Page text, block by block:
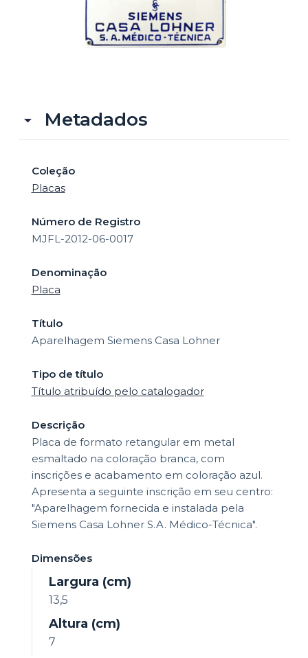
Metadados
Coleção
Placas
Número de Registro
MJFL-2012-06-0017
Denominação
Placa
Título
Aparelhagem Siemens Casa Lohner
Tipo de título
Título atribuído pelo catalogador
Descrição
Placa de formato retangular em metal
esmaltado na coloração branca, com
inscrições e acabamento em coloração azul.
Apresenta a seguinte inscrição em seu centro:
"Aparelhagem fornecida e instalada pela
Siemens Casa Lohner S.A. Médico-Técnica".
Dimensões
Largura (cm)
13,5
Altura (cm)
7